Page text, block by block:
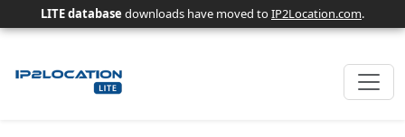
LITE database downloads have moved toIP2Location.com.